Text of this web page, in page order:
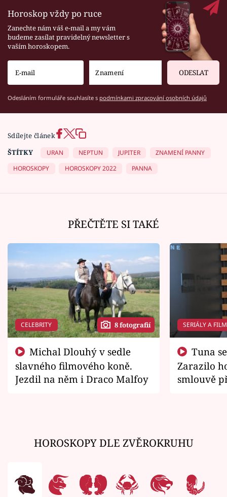
Horoskop vždy po ruce
Zanechte nám váš e-mail a my vám
budeme zasílat pravidelný newsletter s
vaším horoskopem.
ODESLAT
Odesláním formuláře souhlasíte s podmínkami zpracování osobních údajů
Sdílejte článek
ŠTÍTKY
URAN NEPTUN JUPITER
ZNAMENÍ PANNY
HOROSKOPY
HOROSKOPY 2022 PANNA
PŘEČTĚTE SI TAKÉ
CELEBRITY 8 fotografií
slavného filmového koně.
Jezdil na něm i Draco Malfoy
SERIÁLY A
Zarazilo
smlouvě
HOROSKOPY DLE ZVĚROKRUHU